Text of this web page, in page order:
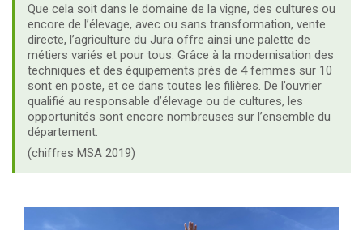
Que cela soit dans le domaine de la vigne, des cultures ou
encore de l’élevage, avec ou sans transformation, vente
directe, l’agriculture du Jura offre ainsi une palette de
métiers variés et pour tous. Grâce à la modernisation des
techniques et des équipements près de 4 femmes sur 10
sont en poste, et ce dans toutes les filières. De l’ouvrier
qualifié au responsable d’élevage ou de cultures, les
opportunités sont encore nombreuses sur l’ensemble du
département.
(chiffres MSA 2019)